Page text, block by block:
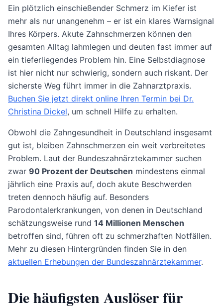
Ein plötzlich einschießender Schmerz im Kiefer ist
mehr als nur unangenehm – er ist ein klares Warnsignal
Ihres Körpers. Akute Zahnschmerzen können den
gesamten Alltag lahmlegen und deuten fast immer auf
ein tieferliegendes Problem hin. Eine Selbstdiagnose
ist hier nicht nur schwierig, sondern auch riskant. Der
sicherste Weg führt immer in die Zahnarztpraxis.
Buchen Sie jetzt direkt online Ihren Termin bei Dr.
Christina Dickel, um schnell Hilfe zu erhalten.
Obwohl die Zahngesundheit in Deutschland insgesamt
gut ist, bleiben Zahnschmerzen ein weit verbreitetes
Problem. Laut der Bundeszahnärztekammer suchen
zwar 90 Prozent der Deutschen mindestens einmal
jährlich eine Praxis auf, doch akute Beschwerden
treten dennoch häufig auf. Besonders
Parodontalerkrankungen, von denen in Deutschland
schätzungsweise rund 14 Millionen Menschen
betroffen sind, führen oft zu schmerzhaften Notfällen.
Mehr zu diesen Hintergründen finden Sie in den
aktuellen Erhebungen der Bundeszahnärztekammer.
Die häufigsten Auslöser für